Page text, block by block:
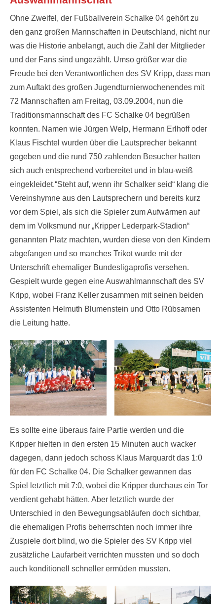
Ohne Zweifel, der Fußballverein Schalke 04 gehört zu
den ganz großen Mannschaften in Deutschland, nicht nur
was die Historie anbelangt, auch die Zahl der Mitglieder
und der Fans sind ungezählt. Umso größer war die
Freude bei den Verantwortlichen des SV Kripp, dass man
zum Auftakt des großen Jugendturnierwochenendes mit
72 Mannschaften am Freitag, 03.09.2004, nun die
Traditionsmannschaft des FC Schalke 04 begrüßen
konnten. Namen wie Jürgen Welp, Hermann Erlhoff oder
Klaus Fischtel wurden über die Lautsprecher bekannt
gegeben und die rund 750 zahlenden Besucher hatten
sich auch entsprechend vorbereitet und in blau-weiß
eingekleidet.“Steht auf, wenn ihr Schalker seid“ klang die
Vereinshymne aus den Lautsprechern und bereits kurz
vor dem Spiel, als sich die Spieler zum Aufwärmen auf
dem im Volksmund nur „Kripper Lederpark-Stadion“
genannten Platz machten, wurden diese von den Kindern
abgefangen und so manches Trikot wurde mit der
Unterschrift ehemaliger Bundesligaprofis versehen.
Gespielt wurde gegen eine Auswahlmannschaft des SV
Kripp, wobei Franz Keller zusammen mit seinen beiden
Assistenten Helmuth Blumenstein und Otto Rübsamen
die Leitung hatte.
Es sollte eine überaus faire Partie werden und die
Kripper hielten in den ersten 15 Minuten auch wacker
dagegen, dann jedoch schoss Klaus Marquardt das 1:0
für den FC Schalke 04. Die Schalker gewannen das
Spiel letztlich mit 7:0, wobei die Kripper durchaus ein Tor
verdient gehabt hätten. Aber letztlich wurde der
Unterschied in den Bewegungsabläufen doch sichtbar,
die ehemaligen Profis beherrschten noch immer ihre
Zuspiele dort blind, wo die Spieler des SV Kripp viel
zusätzliche Laufarbeit verrichten mussten und so doch
auch konditionell schneller ermüden mussten.